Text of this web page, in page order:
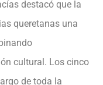
destacó que la
queretanas una
cultural. Los cinco
de toda la